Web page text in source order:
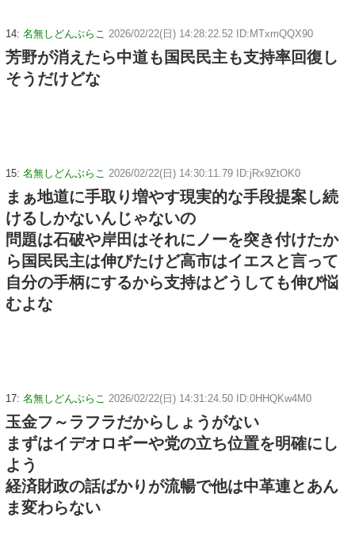
14: 名無しどんぶらこ 2026/02/22(日) 14:28:22.52 ID:MTxmQQX90
芳野が消えたら中道も国民民主も支持率回復し
そうだけどな
15: 名無しどんぶらこ 2026/02/22(日) 14:30:11.79 ID:jRx9ZtOK0
まぁ地道に手取り増やす現実的な手段提案し続
けるしかないんじゃないの
問題は石破や岸田はそれにノーを突き付けたか
ら国民民主は伸びたけど高市はイエスと言って
自分の手柄にするから支持はどうしても伸び悩
むよな
17: 名無しどんぶらこ 2026/02/22(日) 14:31:24.50 ID:0HHQKw4M0
玉金フ～ラフラだからしょうがない
まずはイデオロギーや党の立ち位置を明確にし
よう
経済財政の話ばかりが流暢で他は中革連とあん
ま変わらない